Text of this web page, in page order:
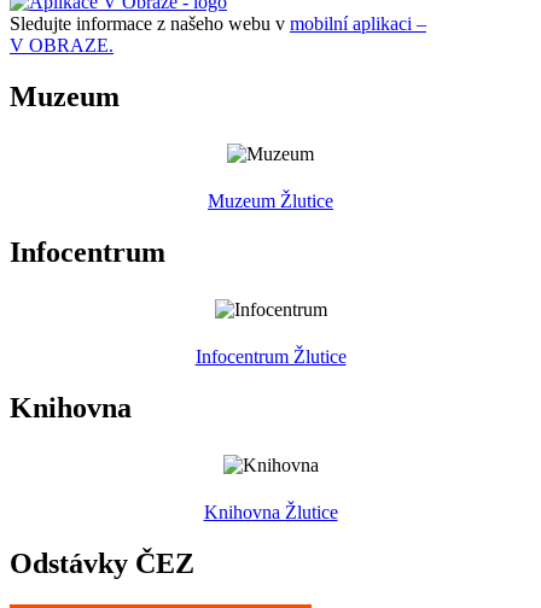
Sledujte informace z našeho webu v mobilní aplikaci –
V OBRAZE.
Muzeum
Muzeum Žlutice
Infocentrum
Infocentrum Žlutice
Knihovna
Knihovna Žlutice
Odstávky ČEZ